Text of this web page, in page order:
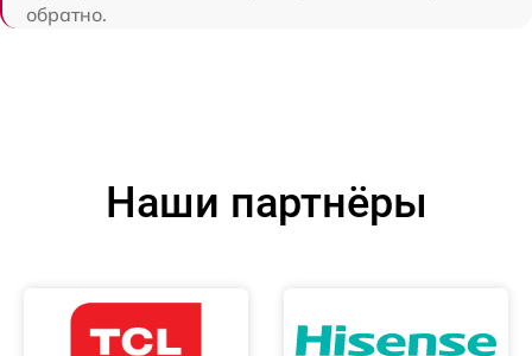
обратно.
Наши партнёры